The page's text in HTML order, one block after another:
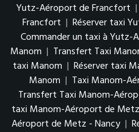
Yutz-Aéroport de Francfort |
Francfort | Réserver taxi
Commander un taxi à
Manom | Transfert Taxi
taxi Manom | Réserver taxi
Manom | Taxi Manom-
Transfert Taxi Manom-
taxi Manom-Aéroport de
Aéroport de Metz - Nancy |